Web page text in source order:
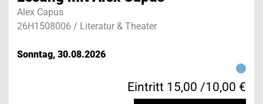
Alex Capus
26H1508006 / Literatur & Theater
Sonntag, 30.08.2026
Eintritt 15,00 /10,00 €